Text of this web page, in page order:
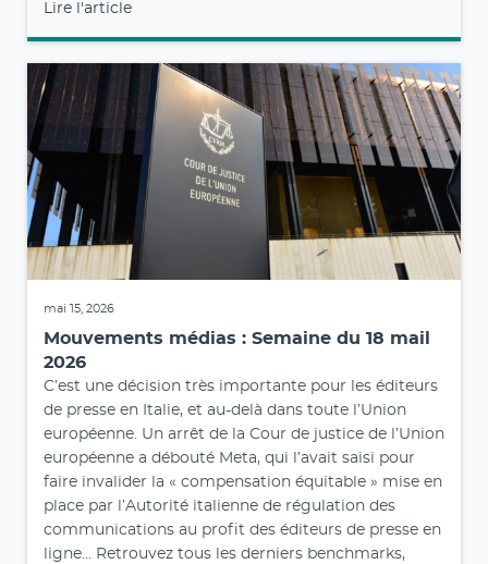
Lire l'article
mai 15, 2026
Mouvements médias : Semaine du 18 mail
2026
C’est une décision très importante pour les éditeurs
de presse en Italie, et au-delà dans toute l’Union
européenne. Un arrêt de la Cour de justice de l’Union
européenne a débouté Meta, qui l’avait saisi pour
faire invalider la « compensation équitable » mise en
place par l’Autorité italienne de régulation des
communications au profit des éditeurs de presse en
ligne... Retrouvez tous les derniers benchmarks,